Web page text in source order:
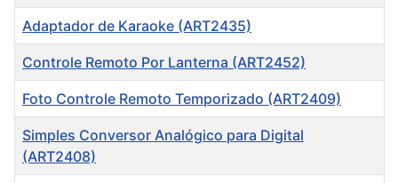
Adaptador de Karaoke (ART2435)
Controle Remoto Por Lanterna (ART2452)
Foto Controle Remoto Temporizado (ART2409)
Simples Conversor Analógico para Digital
(ART2408)